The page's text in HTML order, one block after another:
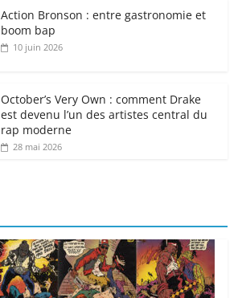
Action Bronson : entre gastronomie et
boom bap
10 juin 2026
October’s Very Own : comment Drake
est devenu l’un des artistes central du
rap moderne
28 mai 2026